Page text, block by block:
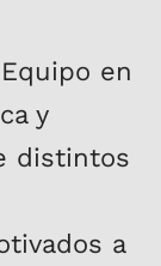
en
y
distintos
a